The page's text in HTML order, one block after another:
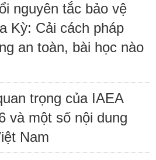
nguyên tắc bảo vệ
Kỳ: Cải cách pháp
an toàn, bài học nào
trọng của IAEA
và một số nội dung
Nam